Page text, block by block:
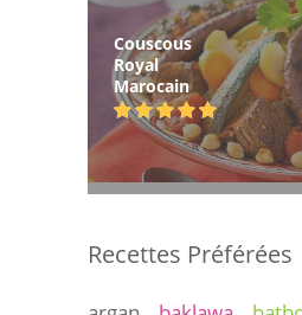
Couscous
Royal
Marocain
Recettes Préférées